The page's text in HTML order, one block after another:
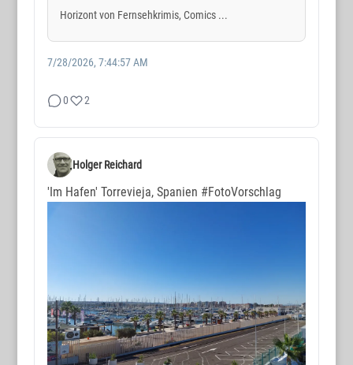
Horizont von Fernsehkrimis, Comics ...
7/28/2026, 7:44:57 AM
0 2
Holger Reichard
'Im Hafen' Torrevieja, Spanien #FotoVorschlag